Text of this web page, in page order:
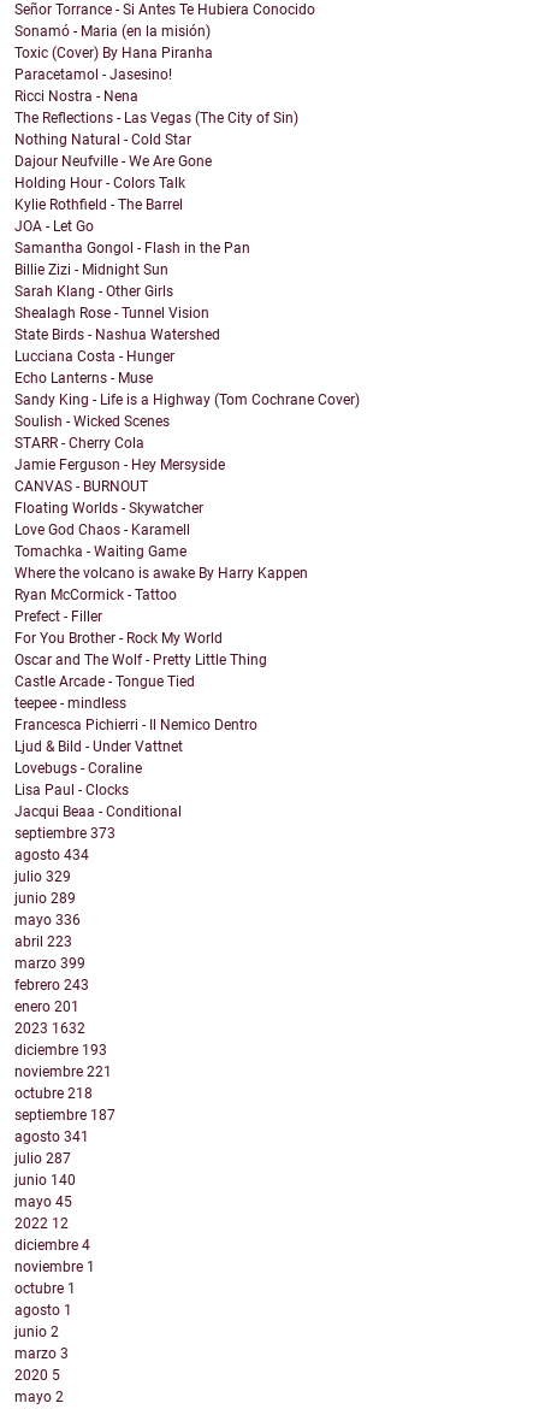
Señor Torrance - Si Antes Te Hubiera Conocido
Sonamó - Maria (en la misión)
Toxic (Cover) By Hana Piranha
Paracetamol - Jasesino!
Ricci Nostra - Nena
The Reflections - Las Vegas (The City of Sin)
Nothing Natural - Cold Star
Dajour Neufville - We Are Gone
Holding Hour - Colors Talk
Kylie Rothfield - The Barrel
JOA - Let Go
Samantha Gongol - Flash in the Pan
Billie Zizi - Midnight Sun
Sarah Klang - Other Girls
Shealagh Rose - Tunnel Vision
State Birds - Nashua Watershed
Lucciana Costa - Hunger
Echo Lanterns - Muse
Sandy King - Life is a Highway (Tom Cochrane Cover)
Soulish - Wicked Scenes
STARR - Cherry Cola
Jamie Ferguson - Hey Mersyside
CANVAS - BURNOUT
Floating Worlds - Skywatcher
Love God Chaos - Karamell
Tomachka - Waiting Game
Where the volcano is awake By Harry Kappen
Ryan McCormick - Tattoo
Prefect - Filler
For You Brother - Rock My World
Oscar and The Wolf - Pretty Little Thing
Castle Arcade - Tongue Tied
teepee - mindless
Francesca Pichierri - Il Nemico Dentro
Ljud & Bild - Under Vattnet
Lovebugs - Coraline
Lisa Paul - Clocks
Jacqui Beaa - Conditional
septiembre 373
agosto 434
julio 329
junio 289
mayo 336
abril 223
marzo 399
febrero 243
enero 201
2023 1632
diciembre 193
noviembre 221
octubre 218
septiembre 187
agosto 341
julio 287
junio 140
mayo 45
2022 12
diciembre 4
noviembre 1
octubre 1
agosto 1
junio 2
marzo 3
2020 5
mayo 2